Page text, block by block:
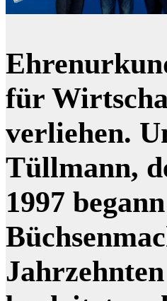
für
verliehen.
Tüllmann,
1997